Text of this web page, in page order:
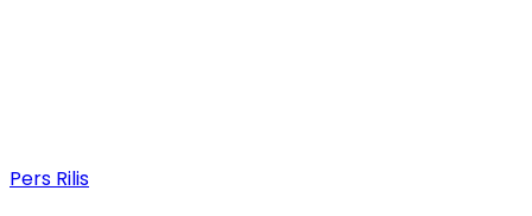
Pers Rilis